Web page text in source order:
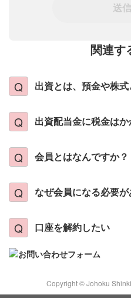
送
関連す
出資とは、預金や株
出資配当金に税金は
会員とはなんですか？
なぜ会員になる必要
口座を解約したい
Copyright © Johoku